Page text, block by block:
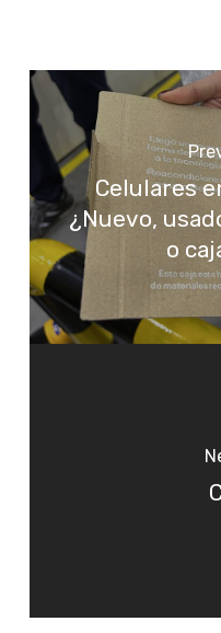
Celulares
¿Nuevo,
o